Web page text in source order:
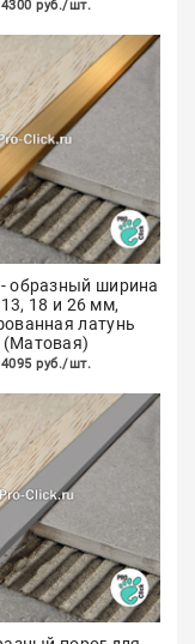
4300 руб./шт.
образный ширина
13, 18 и 26 мм,
латунь
(Матовая)
4095 руб./шт.